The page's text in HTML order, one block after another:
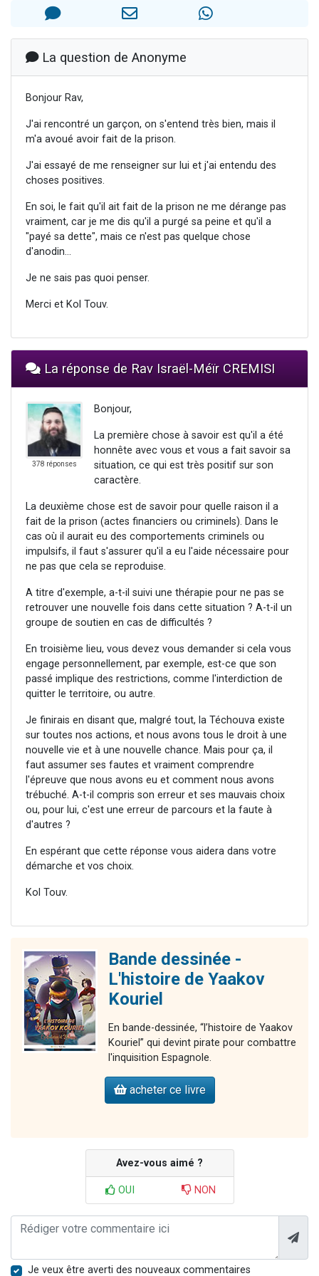
Odaya vient de donner son Maasser
13 personnes viennent de demander une bénédiction
La question de Anonyme
Bonjour Rav,
J'ai rencontré un garçon, on s'entend très bien, mais il
m'a avoué avoir fait de la prison.
J'ai essayé de me renseigner sur lui et j'ai entendu des
choses positives.
En soi, le fait qu'il ait fait de la prison ne me dérange pas
vraiment, car je me dis qu'il a purgé sa peine et qu'il a
"payé sa dette", mais ce n'est pas quelque chose
d'anodin...
Je ne sais pas quoi penser.
Merci et Kol Touv.
La réponse de Rav Israël-Méïr CREMISI
378 réponses
Bonjour,
La première chose à savoir est qu'il a été
honnête avec vous et vous a fait savoir sa
situation, ce qui est très positif sur son
caractère.
La deuxième chose est de savoir pour quelle raison il a
fait de la prison (actes financiers ou criminels). Dans le
cas où il aurait eu des comportements criminels ou
impulsifs, il faut s'assurer qu'il a eu l'aide nécessaire pour
ne pas que cela se reproduise.
A titre d'exemple, a-t-il suivi une thérapie pour ne pas se
retrouver une nouvelle fois dans cette situation ? A-t-il un
groupe de soutien en cas de difficultés ?
En troisième lieu, vous devez vous demander si cela vous
engage personnellement, par exemple, est-ce que son
passé implique des restrictions, comme l'interdiction de
quitter le territoire, ou autre.
Je finirais en disant que, malgré tout, la Téchouva existe
sur toutes nos actions, et nous avons tous le droit à une
nouvelle vie et à une nouvelle chance. Mais pour ça, il
faut assumer ses fautes et vraiment comprendre
l'épreuve que nous avons eu et comment nous avons
trébuché. A-t-il compris son erreur et ses mauvais choix
ou, pour lui, c'est une erreur de parcours et la faute à
d'autres ?
En espérant que cette réponse vous aidera dans votre
démarche et vos choix.
Kol Touv.
Bande dessinée -
L'histoire de Yaakov
Kouriel
En bande-dessinée, “l’histoire de Yaakov
Kouriel” qui devint pirate pour combattre
l'inquisition Espagnole.
acheter ce livre
Avez-vous aimé ?
OUI NON
Je veux être averti des nouveaux commentaires